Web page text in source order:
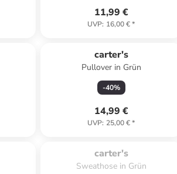
11,99 €
UVP: 16,00 €*
carter's
Pullover in Grün
-40%
14,99 €
UVP: 25,00 €*
carter's
Sweathose in Grün